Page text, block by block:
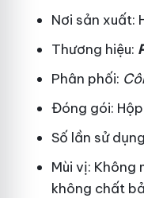
Nơi sản xuất:
Thương hiệu:
Phân phối:
Đóng gói:
Số lần sử
Mùi vị: Không
không chất